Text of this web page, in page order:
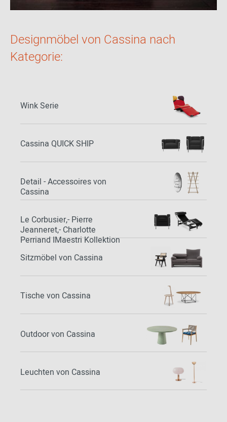
Designmöbel von Cassina nach
Kategorie:
Wink Serie
Cassina QUICK SHIP
Detail - Accessoires von
Cassina
Le Corbusier,- Pierre
Jeanneret,- Charlotte
Perriand IMaestri Kollektion
Sitzmöbel von Cassina
Tische von Cassina
Outdoor von Cassina
Leuchten von Cassina